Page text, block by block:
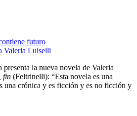
futuro
Valeria Luiselli
presenta la nueva novela de Valeria
fin (Feltrinelli): “Esta novela es una
una crónica y es ficción y es no ficción y